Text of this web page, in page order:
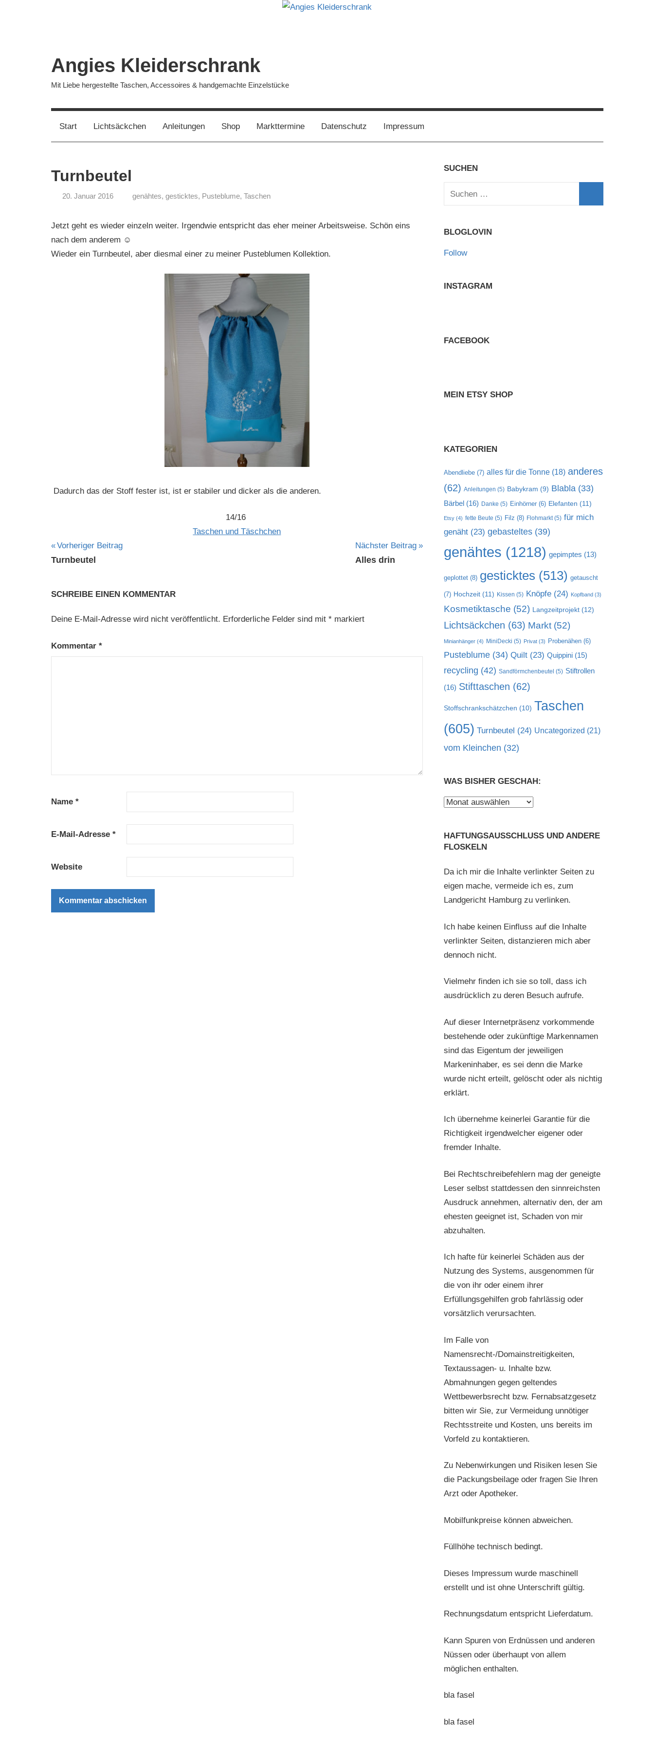
Angies Kleiderschrank
Mit Liebe hergestellte Taschen, Accessoires & handgemachte Einzelstücke
Start Lichtsäckchen Anleitungen Shop Markttermine Datenschutz Impressum
Turnbeutel
20. Januar 2016
genähtes, gesticktes, Pusteblume, Taschen
Jetzt geht es wieder einzeln weiter. Irgendwie entspricht das eher meiner Arbeitsweise. Schön eins
nach dem anderem ☺
Wieder ein Turnbeutel, aber diesmal einer zu meiner Pusteblumen Kollektion.
Dadurch das der Stoff fester ist, ist er stabiler und dicker als die anderen.
14/16
Taschen und Täschchen
Beitragsnavigation
Vorheriger Beitrag
Turnbeutel
Nächster Beitrag
Alles drin
SCHREIBE EINEN KOMMENTAR
Deine E-Mail-Adresse wird nicht veröffentlicht. Erforderliche Felder sind mit *markiert
Kommentar *
Name *
E-Mail-Adresse *
Website
SUCHEN
Suchen
nach:
BLOGLOVIN
Follow
INSTAGRAM
FACEBOOK
MEIN ETSY SHOP
KATEGORIEN
Abendliebe(7) alles für die Tonne(18) anderes
(62) Anleitungen (5) Babykram (9) Blabla (33)
Bärbel(16) Danke (5) Einhörner(6) Elefanten (11)
Etsy(4) fette Beute (5) Filz (8) Flohmarkt(5) für mich
genäht(23) gebasteltes(39)
genähtes (1218) gepimptes (13)
geplottet(8) gesticktes (513) getauscht
(7) Hochzeit(11) Kissen (5) Knöpfe(24) Kopfband(3)
Kosmetiktasche (52) Langzeitprojekt(12)
Lichtsäckchen (63) Markt(52)
Minianhänger(4) MiniDecki (5) Privat(3) Probenähen(6)
Pusteblume(34) Quilt(23) Quippini(15)
recycling (42) Sandförmchenbeutel (5) Stiftrollen
(16) Stifttaschen (62)
Stoffschrankschätzchen (10) Taschen
(605) Turnbeutel (24) Uncategorized (21)
vom Kleinchen (32)
WAS BISHER GESCHAH:
Was
HAFTUNGSAUSSCHLUSS UND ANDERE
FLOSKELN
Da ich mir die Inhalte verlinkter Seiten zu
eigen mache, vermeide ich es, zum
Landgericht Hamburg zu verlinken.
Ich habe keinen Einfluss auf die Inhalte
verlinkter Seiten, distanzieren mich aber
dennoch nicht.
Vielmehr finden ich sie so toll, dass ich
ausdrücklich zu deren Besuch aufrufe.
Auf dieser Internetpräsenz vorkommende
bestehende oder zukünftige Markennamen
sind das Eigentum der jeweiligen
Markeninhaber, es sei denn die Marke
wurde nicht erteilt, gelöscht oder als nichtig
erklärt.
Ich übernehme keinerlei Garantie für die
Richtigkeit irgendwelcher eigener oder
fremder Inhalte.
Bei Rechtschreibefehlern mag der geneigte
Leser selbst stattdessen den sinnreichsten
Ausdruck annehmen, alternativ den, der am
ehesten geeignet ist, Schaden von mir
abzuhalten.
Ich hafte für keinerlei Schäden aus der
Nutzung des Systems, ausgenommen für
die von ihr oder einem ihrer
Erfüllungsgehilfen grob fahrlässig oder
vorsätzlich verursachten.
Im Falle von
Namensrecht-/Domainstreitigkeiten,
Textaussagen- u. Inhalte bzw.
Abmahnungen gegen geltendes
Wettbewerbsrecht bzw. Fernabsatzgesetz
bitten wir Sie, zur Vermeidung unnötiger
Rechtsstreite und Kosten, uns bereits im
Vorfeld zu kontaktieren.
Zu Nebenwirkungen und Risiken lesen Sie
die Packungsbeilage oder fragen Sie Ihren
Arzt oder Apotheker.
Mobilfunkpreise können abweichen.
Füllhöhe technisch bedingt.
Dieses Impressum wurde maschinell
erstellt und ist ohne Unterschrift gültig.
Rechnungsdatum entspricht Lieferdatum.
Kann Spuren von Erdnüssen und anderen
Nüssen oder überhaupt von allem
möglichen enthalten.
bla fasel
bla fasel